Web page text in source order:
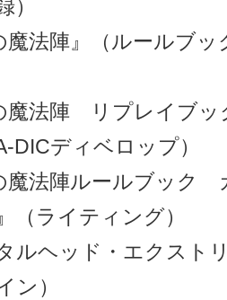
）
魔法陣』（ルールブ
魔法陣 リプレイブッ
DICディベロップ）
魔法陣ルールブック
（ライティング）
タルヘッド・エクスト
ン）